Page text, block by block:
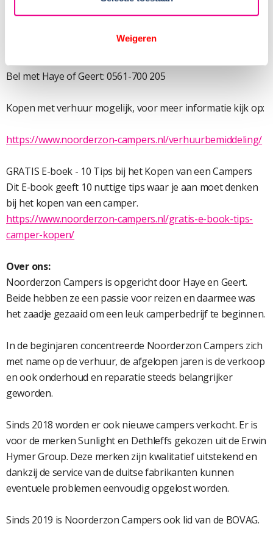
Weigeren
de onderstaande link:
Bel met Haye of Geert: 0561-700 205
Kopen met verhuur mogelijk, voor meer informatie kijk op:
https://www.noorderzon-campers.nl/verhuurbemiddeling/
GRATIS E-boek - 10 Tips bij het Kopen van een Campers
Dit E-book geeft 10 nuttige tips waar je aan moet denken
bij het kopen van een camper.
https://www.noorderzon-campers.nl/gratis-e-book-tips-
camper-kopen/
Over ons:
Noorderzon Campers is opgericht door Haye en Geert.
Beide hebben ze een passie voor reizen en daarmee was
het zaadje gezaaid om een leuk camperbedrijf te beginnen.
In de beginjaren concentreerde Noorderzon Campers zich
met name op de verhuur, de afgelopen jaren is de verkoop
en ook onderhoud en reparatie steeds belangrijker
geworden.
Sinds 2018 worden er ook nieuwe campers verkocht. Er is
voor de merken Sunlight en Dethleffs gekozen uit de Erwin
Hymer Group. Deze merken zijn kwalitatief uitstekend en
dankzij de service van de duitse fabrikanten kunnen
eventuele problemen eenvoudig opgelost worden.
Sinds 2019 is Noorderzon Campers ook lid van de BOVAG.